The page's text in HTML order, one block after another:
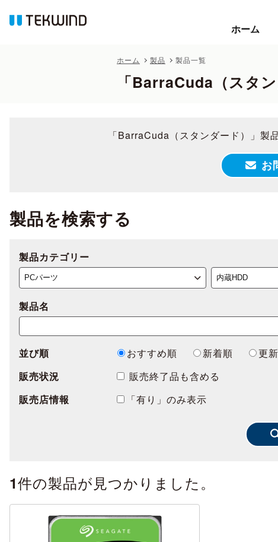
ホーム
ホーム 製品 製品一覧
「BarraCuda（スタ
ホーム
「BarraCuda（スタンダード）」製
お
製品を検索する
製品カテゴリー
製品名
並び順 おすすめ順 新着順
更
販売状況
販売終了品も含める
販売店情報
「有り」のみ表示
1件の製品が見つかりました。